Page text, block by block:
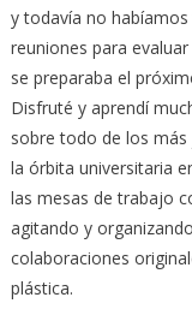
y todavía no
reuniones para
se preparaba el
Disfruté y aprendí
sobre todo de los
la órbita universitaria
las mesas de trabajo
agitando y
colaboraciones
plástica.